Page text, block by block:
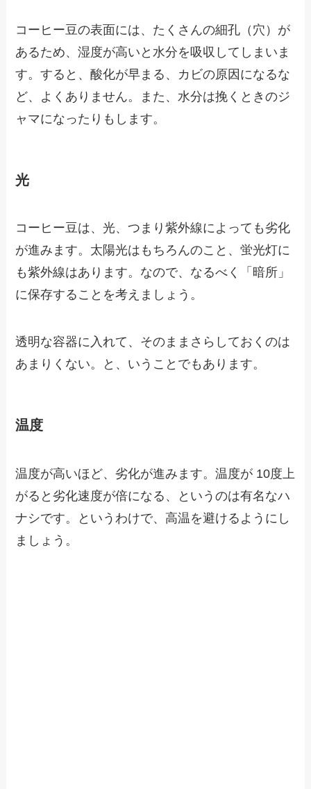
コーヒー豆の表面には、たくさんの細孔（穴）が
あるため、湿度が高いと水分を吸収してしまいま
す。すると、酸化が早まる、カビの原因になるな
ど、よくありません。また、水分は挽くときのジ
ャマになったりもします。
光
コーヒー豆は、光、つまり紫外線によっても劣化
が進みます。太陽光はもちろんのこと、蛍光灯に
も紫外線はあります。なので、なるべく「暗所」
に保存することを考えましょう。
透明な容器に入れて、そのままさらしておくのは
あまりくない。と、いうことでもあります。
温度
温度が高いほど、劣化が進みます。温度が 10度上
がると劣化速度が倍になる、というのは有名なハ
ナシです。というわけで、高温を避けるようにし
ましょう。